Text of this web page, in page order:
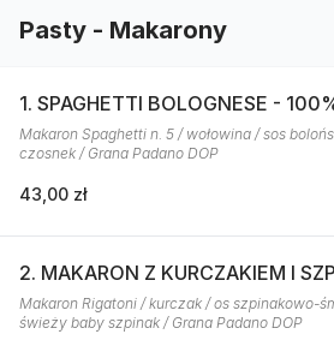
Pasty - Makarony
1. SPAGHETTI BOLOGNESE -
Makaron Spaghetti n. 5 / wołowina / sos
czosnek / Grana Padano DOP
43,00 zł
2. MAKARON Z KURCZAKIEM I
Makaron Rigatoni / kurczak / os szpinakowo-
świeży baby szpinak / Grana Padano DOP